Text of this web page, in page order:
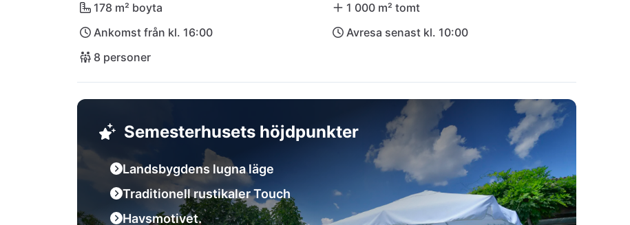
178 m² boyta
1 000 m² tomt
Ankomst från kl. 16:00
Avresa senast kl. 10:00
8 personer
Semesterhusets höjdpunkter
Landsbygdens lugna läge
Traditionell rustikaler Touch
Havsmotivet.